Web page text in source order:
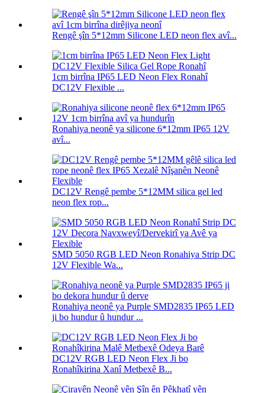
Rengê şîn 5*12mm Silicone LED neon flex avî...
1cm birrîna IP65 LED Neon Flex Ronahî
DC12V Flexible ...
Ronahiya neonê ya silicone 6*12mm IP65 12V
avî...
DC12V Rengê pembe 5*12MM silica gel led
neon flex rop...
SMD 5050 RGB LED Neon Ronahiya Strip DC
12V Flexible Wa...
Ronahiya neonê ya Purple SMD2835 IP65 LED
ji bo hundur û hundur ...
DC12V RGB LED Neon Flex Ji bo
Ronahîkirina Xanî Metbexê B...